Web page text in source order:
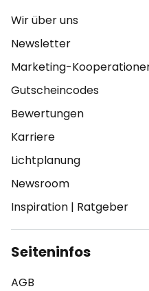
Wir über uns
Newsletter
Marketing-
Gutscheincodes
Bewertungen
Karriere
Lichtplanung
Newsroom
Inspiration | Ratgeber
Seiteninfos
AGB